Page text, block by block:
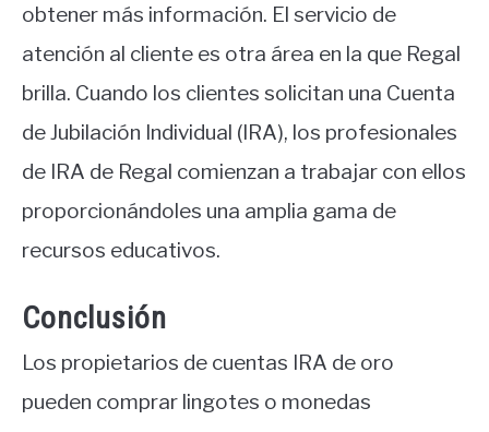
obtener más información. El servicio de
atención al cliente es otra área en la que Regal
brilla. Cuando los clientes solicitan una Cuenta
de Jubilación Individual (IRA), los profesionales
de IRA de Regal comienzan a trabajar con ellos
proporcionándoles una amplia gama de
recursos educativos.
Conclusión
Los propietarios de cuentas IRA de oro
pueden comprar lingotes o monedas